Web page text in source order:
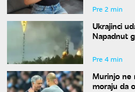
Pre 2 min
Ukrajinci
Napadnut
Pre 4 min
Murinjo ne
moraju da